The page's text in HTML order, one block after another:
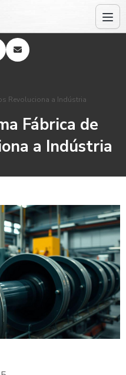
Revoluciona a Indústria
Fábrica de
a Indústria